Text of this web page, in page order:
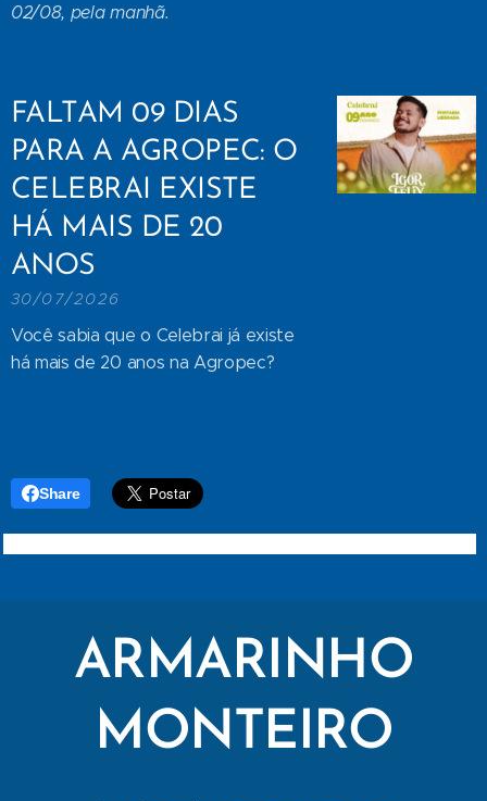
02/08, pela manhã.
FALTAM 09 DIAS
PARA A AGROPEC: O
CELEBRAI EXISTE
HÁ MAIS DE 20
ANOS
30/07/2026
Você sabia que o Celebrai já existe
há mais de 20 anos na Agropec?
Share
ARMARINHO
MONTEIRO